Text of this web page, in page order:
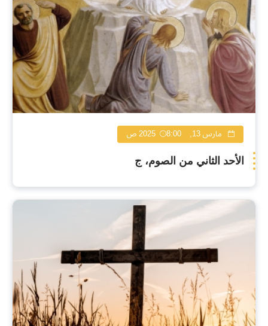
مارس 13, 2025 8:00 ص
الأحد الثاني من الصوم، ج